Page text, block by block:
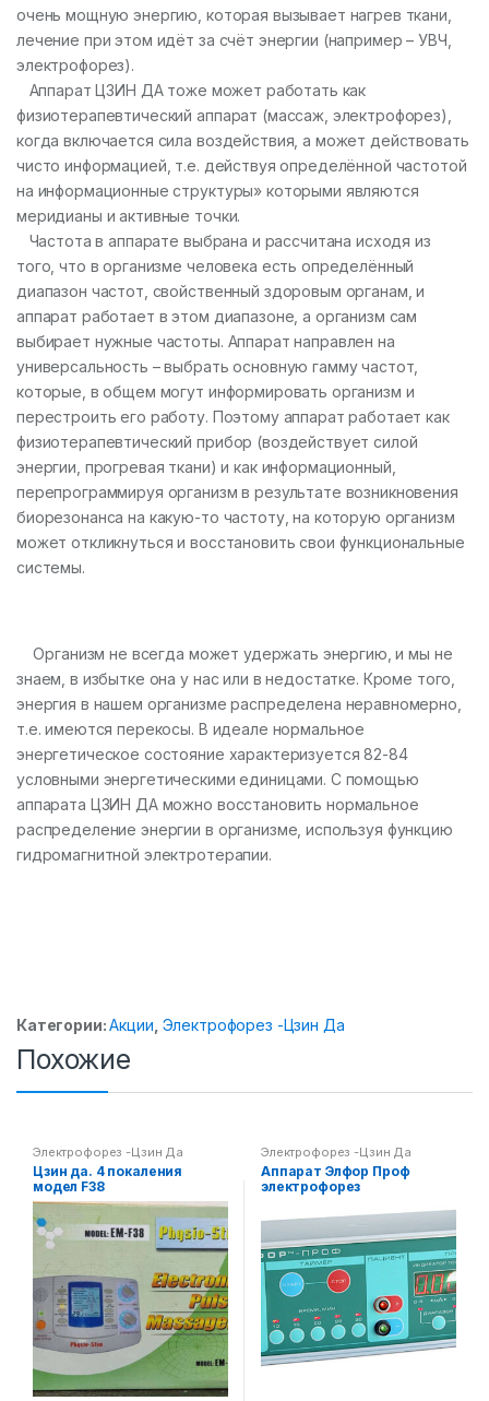
очень мощную энергию, которая вызывает нагрев ткани,
лечение при этом идёт за счёт энергии (например – УВЧ,
электрофорез).
Аппарат ЦЗИН ДА тоже может работать как
физиотерапевтический аппарат (массаж, электрофорез),
когда включается сила воздействия, а может действовать
чисто информацией, т.е. действуя определённой частотой
на информационные структуры» которыми являются
меридианы и активные точки.
Частота в аппарате выбрана и рассчитана исходя из
того, что в организме человека есть определённый
диапазон частот, свойственный здоровым органам, и
аппарат работает в этом диапазоне, а организм сам
выбирает нужные частоты. Аппарат направлен на
универсальность – выбрать основную гамму частот,
которые, в общем могут информировать организм и
перестроить его работу. Поэтому аппарат работает как
физиотерапевтический прибор (воздействует силой
энергии, прогревая ткани) и как информационный,
перепрограммируя организм в результате возникновения
биорезонанса на какую-то частоту, на которую организм
может откликнуться и восстановить свои функциональные
системы.
Организм не всегда может удержать энергию, и мы не
знаем, в избытке она у нас или в недостатке. Кроме того,
энергия в нашем организме распределена неравномерно,
т.е. имеются перекосы. В идеале нормальное
энергетическое состояние характеризуется 82-84
условными энергетическими единицами. С помощью
аппарата ЦЗИН ДА можно восстановить нормальное
распределение энергии в организме, используя функцию
гидромагнитной электротерапии.
Категории:Акции Электрофорез -Цзин Да
Похожие
Электрофорез -Цзин Да
Цзин да. 4 покаления
модел F38
Электрофорез -Цзин Да
Аппарат Элфор Проф
электрофорез